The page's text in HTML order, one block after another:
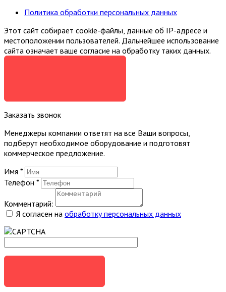
Политика обработки персональных данных
Этот сайт собирает cookie-файлы, данные об IP-адресе и
местоположении пользователей. Дальнейшее использование
сайта означает ваше согласие на обработку таких данных.
Заказать звонок
Менеджеры компании ответят на все Ваши вопросы,
подберут необходимое оборудование и подготовят
коммерческое предложение.
Имя *
Телефон *
Комментарий:
Я согласен на обработку персональных данных